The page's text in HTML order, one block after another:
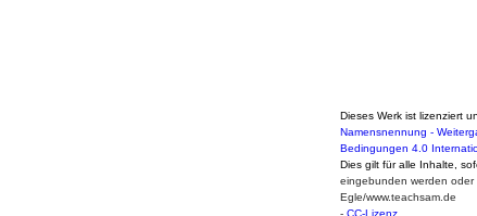
Dieses Werk ist lizenziert
Namensnennung -
Bedingungen 4.0
Dies gilt für alle Inhalte,
eingebunden werden
Egle/www.teachsam.de
- CC-Lizenz